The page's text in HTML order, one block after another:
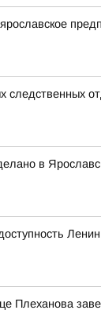
следственных
в
Плеханова